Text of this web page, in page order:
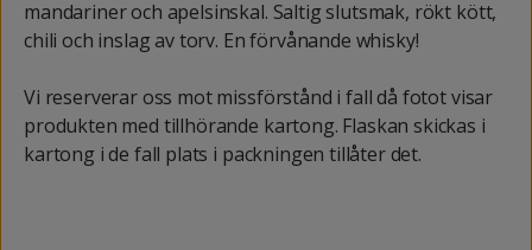
mandariner och apelsinskal. Saltig slutsmak, rökt kött,
chili och inslag av torv. En förvånande whisky!
Vi reserverar oss mot missförstånd i fall då fotot visar
produkten med tillhörande kartong. Flaskan skickas i
kartong i de fall plats i packningen tillåter det.